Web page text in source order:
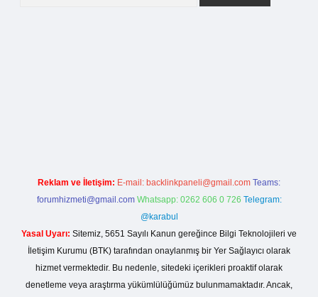
Reklam ve İletişim: E-mail: backlinkpaneli@gmail.com Teams:
forumhizmeti@gmail.com Whatsapp: 0262 606 0 726 Telegram:
@karabul
Yasal Uyarı: Sitemiz, 5651 Sayılı Kanun gereğince Bilgi Teknolojileri ve
İletişim Kurumu (BTK) tarafından onaylanmış bir Yer Sağlayıcı olarak
hizmet vermektedir. Bu nedenle, sitedeki içerikleri proaktif olarak
denetleme veya araştırma yükümlülüğümüz bulunmamaktadır. Ancak,